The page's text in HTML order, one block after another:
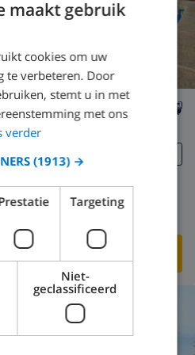
wifi
DEZE VILLA
maakt gebruik
cookies om uw
te verbeteren. Door
stemt u in met
met ons
verder
(1913) →
Targeting
Niet-
geclassificeerd